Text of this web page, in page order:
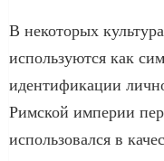
В некоторых
используются как
идентификации
Римской империи
использовался в